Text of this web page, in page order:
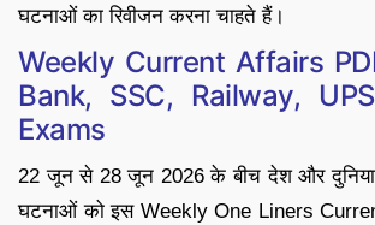
घटनाओं का रिवीजन करना चाहते हैं।
Weekly Current Affairs
Bank, SSC, Railway,
Exams
22 जून से 28 जून 2026 के बीच देश और दुनिया
घटनाओं को इस Weekly One Liners